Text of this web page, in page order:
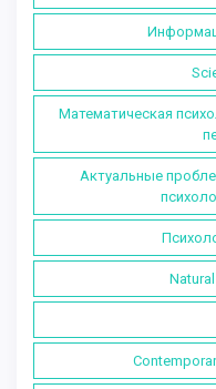
Математическая
Актуальные